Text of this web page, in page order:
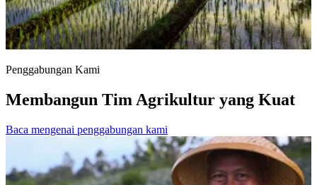
Penggabungan Kami
Membangun Tim Agrikultur yang Kuat
Baca mengenai penggabungan kami